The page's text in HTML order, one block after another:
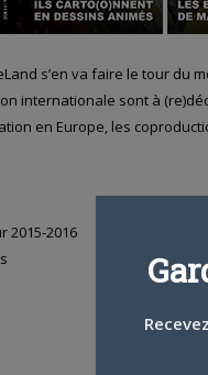
s’en va faire le tour du
internationale sont à
en Europe, les
2015-2016